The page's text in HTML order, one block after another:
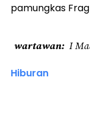
pamungkas
wartawan I
Hiburan